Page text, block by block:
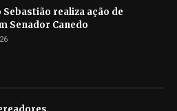
Sebastião realiza ação de
Senador Canedo